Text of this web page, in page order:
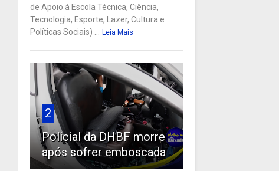
de Apoio à Escola Técnica, Ciência,
Tecnologia, Esporte, Lazer, Cultura e
Políticas Sociais) ...
Leia Mais
2
Policial da DHBF morre
após sofrer emboscada